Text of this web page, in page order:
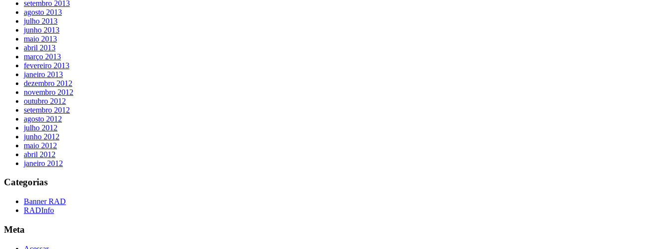
setembro 2013
agosto 2013
julho 2013
junho 2013
maio 2013
abril 2013
março 2013
fevereiro 2013
janeiro 2013
dezembro 2012
novembro 2012
outubro 2012
setembro 2012
agosto 2012
julho 2012
junho 2012
maio 2012
abril 2012
janeiro 2012
Categorias
Banner RAD
RADInfo
Meta